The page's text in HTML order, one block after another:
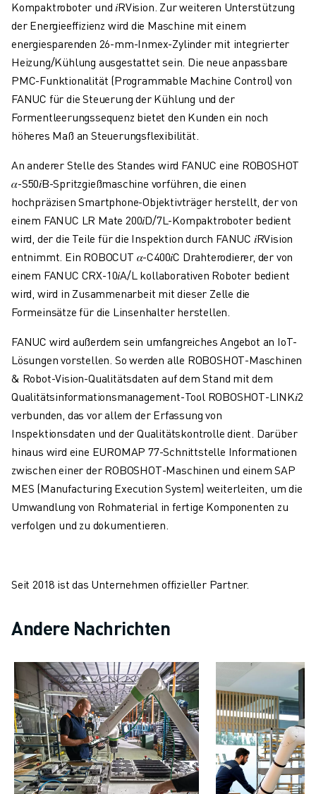
TECHNISCHE FERNUNTERSTÜTZUNG
ERSATZTEILE
WIEDERAUFBEREITUNG
DIGITALE SERVICE TOOLS
E-STORE
DOWNLOAD CENTER » MYFANUC
TRAINING & AUSBILDUNG
FANUC AKADEMIE
WORLDSKILLS & YOUNG TALENTS
BILDUNGSVERANSTALTUNGEN
NEWS & MEDIA
ÜBER FANUC
FANUC IN EUROPA
UNSERE STANDORTE
NACHHALTIGKEIT
KARRIERE
GESTALTEN SIE IHRE ZUKUNFT MIT FANUC
JETZT BEWERBEN » KARRIEREPORTAL
KONTAKT
KONTAKT
STANDORTE
IMPRESSUM
Kompaktroboter und 𝑖RVision. Zur weiteren Unterstützung
der Energieeffizienz wird die Maschine mit einem
energiesparenden 26-mm-Inmex-Zylinder mit integrierter
Heizung/Kühlung ausgestattet sein. Die neue anpassbare
PMC-Funktionalität (Programmable Machine Control) von
FANUC für die Steuerung der Kühlung und der
Formentleerungssequenz bietet den Kunden ein noch
höheres Maß an Steuerungsflexibilität.
An anderer Stelle des Standes wird FANUC eine ROBOSHOT
𝛼-S50𝑖B-Spritzgießmaschine vorführen, die einen
hochpräzisen Smartphone-Objektivträger herstellt, der von
einem FANUC LR Mate 200𝑖D/7L-Kompaktroboter bedient
wird, der die Teile für die Inspektion durch FANUC 𝑖RVision
entnimmt. Ein ROBOCUT 𝛼-C400𝑖C Drahterodierer, der von
einem FANUC CRX-10𝑖A/L kollaborativen Roboter bedient
wird, wird in Zusammenarbeit mit dieser Zelle die
Formeinsätze für die Linsenhalter herstellen.
FANUC wird außerdem sein umfangreiches Angebot an IoT-
Lösungen vorstellen. So werden alle ROBOSHOT-Maschinen
& Robot-Vision-Qualitätsdaten auf dem Stand mit dem
Qualitätsinformationsmanagement-Tool ROBOSHOT-LINK𝑖2
verbunden, das vor allem der Erfassung von
Inspektionsdaten und der Qualitätskontrolle dient. Darüber
hinaus wird eine EUROMAP 77-Schnittstelle Informationen
zwischen einer der ROBOSHOT-Maschinen und einem SAP
MES (Manufacturing Execution System) weiterleiten, um die
Umwandlung von Rohmaterial in fertige Komponenten zu
verfolgen und zu dokumentieren.
Seit 2018 ist das Unternehmen offizieller Partner.
Andere Nachrichten